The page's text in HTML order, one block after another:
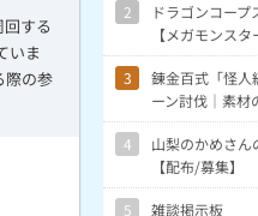
する
いま
際の参
2
ドラゴンコー
【メガモンスタ
3
錬金百式「怪人
ーン討伐｜素材
4
山梨のかめさん
【配布/募集】
5 雑談掲示板